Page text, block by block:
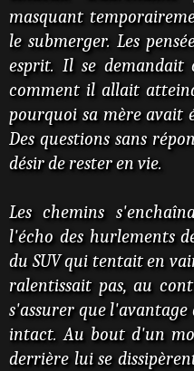
masquant
le submerger. Les
esprit. Il se
comment il allait
pourquoi sa mère avait
Des questions sans
désir de rester en vie.
Les chemins
l'écho des hurlements
du SUV qui tentait en
ralentissait pas, au
s'assurer que
intact. Au bout d'un
derrière lui se